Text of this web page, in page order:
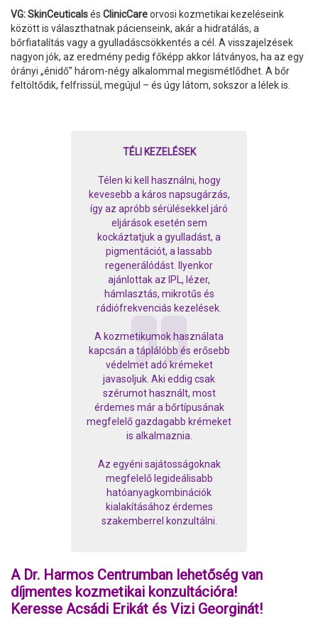
VG:SkinCeuticalsés ClinicCareorvosi kozmetikai kezeléseink
között is választhatnak pácienseink, akár a hidratálás, a
bőrfiatalítás vagy a gyulladáscsökkentés a cél. A visszajelzések
nagyon jók, az eredmény pedig főképp akkor látványos, ha az egy
órányi „énidő” három-négy alkalommal megismétlődhet. A bőr
feltöltődik, felfrissül, megújul – és úgy látom, sokszor a lélek is.
TÉLI KEZELÉSEK
Télen ki kell használni, hogy
kevesebb a káros napsugárzás,
így az apróbb sérülésekkel járó
eljárások esetén sem
kockáztatjuk a gyulladást, a
pigmentációt, a lassabb
regenerálódást. Ilyenkor
ajánlottak az IPL, lézer,
hámlasztás, mikrotűs és
rádiófrekvenciás kezelések.
A kozmetikumok használata
kapcsán a táplálóbb és erősebb
védelmet adó krémeket
javasoljuk. Aki eddig csak
szérumot használt, most
érdemes már a bőrtípusának
megfelelő gazdagabb krémeket
is alkalmaznia.
Az egyéni sajátosságoknak
megfelelő legideálisabb
hatóanyagkombinációk
kialakításához érdemes
szakemberrel konzultálni.
A Dr. Harmos Centrumban lehetőség van
díjmentes kozmetikai konzultációra!
Keresse Acsádi Erikát és Vizi Georginát!